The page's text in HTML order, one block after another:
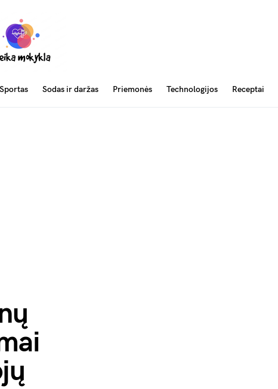
Sportas Sodas ir daržas Priemonės Technologijos Receptai